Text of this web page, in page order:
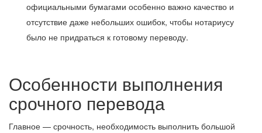
официальными бумагами особенно важно качество и
отсутствие даже небольших ошибок, чтобы нотариусу
было не придраться к готовому переводу.
Особенности выполнения
срочного перевода
Главное — срочность, необходимость выполнить большой